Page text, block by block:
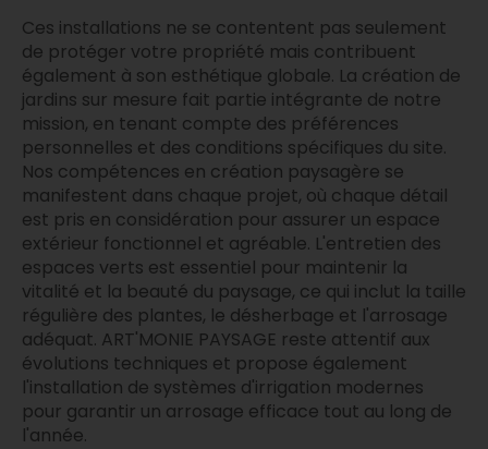
Ces installations ne se contentent pas seulement
de protéger votre propriété mais contribuent
également à son esthétique globale. La création de
jardins sur mesure fait partie intégrante de notre
mission, en tenant compte des préférences
personnelles et des conditions spécifiques du site.
Nos compétences en création paysagère se
manifestent dans chaque projet, où chaque détail
est pris en considération pour assurer un espace
extérieur fonctionnel et agréable. L'entretien des
espaces verts est essentiel pour maintenir la
vitalité et la beauté du paysage, ce qui inclut la taille
régulière des plantes, le désherbage et l'arrosage
adéquat. ART'MONIE PAYSAGE reste attentif aux
évolutions techniques et propose également
l'installation de systèmes d'irrigation modernes
pour garantir un arrosage efficace tout au long de
l'année.